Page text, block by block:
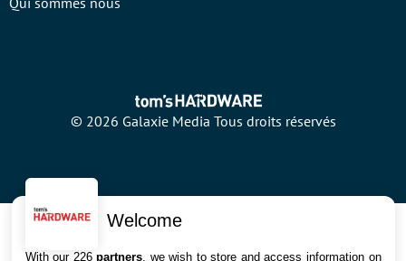
© 2026 Galaxie Media Tous droits réservés
Welcome
With our 226partners , we wish to store and access information on